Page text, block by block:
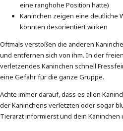
eine ranghohe Position hatte)
Kaninchen zeigen eine deutliche
könnten desorientiert wirken
Oftmals verstoßen die anderen
und entfernen sich von ihm. In der
verletzendes Kaninchen schnell
eine Gefahr für die ganze Gruppe.
Achte immer darauf, dass es allen
der Kaninchens verletzten oder sogar
Tierarzt informierst und dein Kaninchen